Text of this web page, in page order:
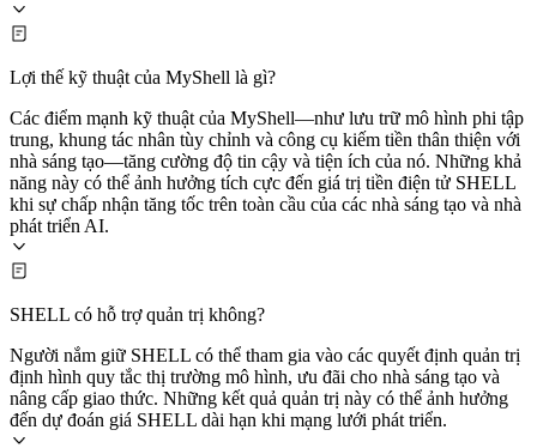
Lợi thế kỹ thuật của MyShell là gì?
Các điểm mạnh kỹ thuật của MyShell—như lưu trữ mô hình phi tập
trung, khung tác nhân tùy chỉnh và công cụ kiếm tiền thân thiện với
nhà sáng tạo—tăng cường độ tin cậy và tiện ích của nó. Những khả
năng này có thể ảnh hưởng tích cực đến giá trị tiền điện tử SHELL
khi sự chấp nhận tăng tốc trên toàn cầu của các nhà sáng tạo và nhà
phát triển AI.
SHELL có hỗ trợ quản trị không?
Người nắm giữ SHELL có thể tham gia vào các quyết định quản trị
định hình quy tắc thị trường mô hình, ưu đãi cho nhà sáng tạo và
nâng cấp giao thức. Những kết quả quản trị này có thể ảnh hưởng
đến dự đoán giá SHELL dài hạn khi mạng lưới phát triển.